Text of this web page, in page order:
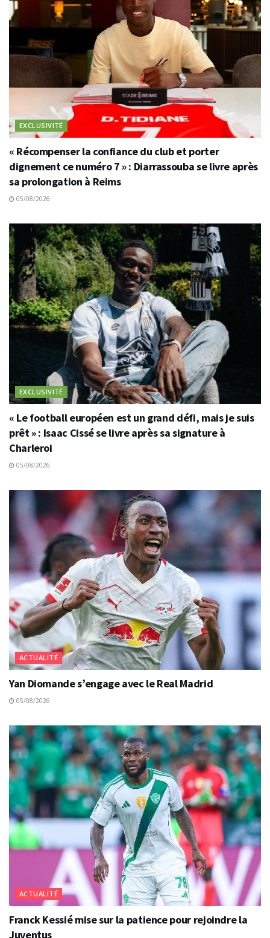
EXCLUSIVITÉ
« Récompenser la confiance du club et porter
dignement ce numéro 7 » : Diarrassouba se livre après
sa prolongation à Reims
05/08/2026
EXCLUSIVITÉ
« Le football européen est un grand défi, mais je suis
prêt » : Isaac Cissé se livre après sa signature à
Charleroi
05/08/2026
ACTUALITÉ
Yan Diomande s’engage avec le Real Madrid
05/08/2026
ACTUALITÉ
Franck Kessié mise sur la patience pour rejoindre la
Juventus